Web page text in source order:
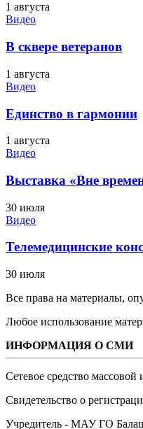
1 августа
Видео
В сквере ветеранов
1 августа
Видео
Единство в гармонии
1 августа
Видео
Выставка «Вне
30 июля
Видео
Телемедицинские
30 июля
Все права на материалы,
Любое использование
ИНФОРМАЦИЯ О СМИ
Сетевое средство
Свидетельство о
Учредитель - МАУ ГО